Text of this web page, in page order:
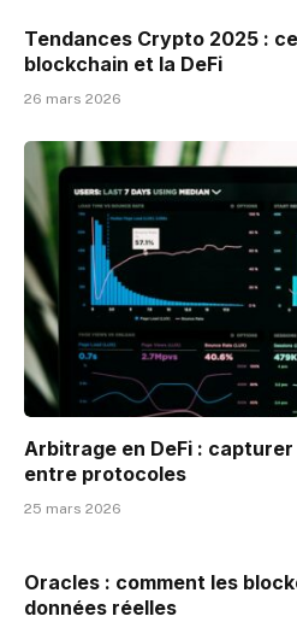
Tendances Crypto 2025 :
blockchain et la DeFi
26 mars 2026
Arbitrage en DeFi :
entre protocoles
25 mars 2026
Oracles : comment les
données réelles